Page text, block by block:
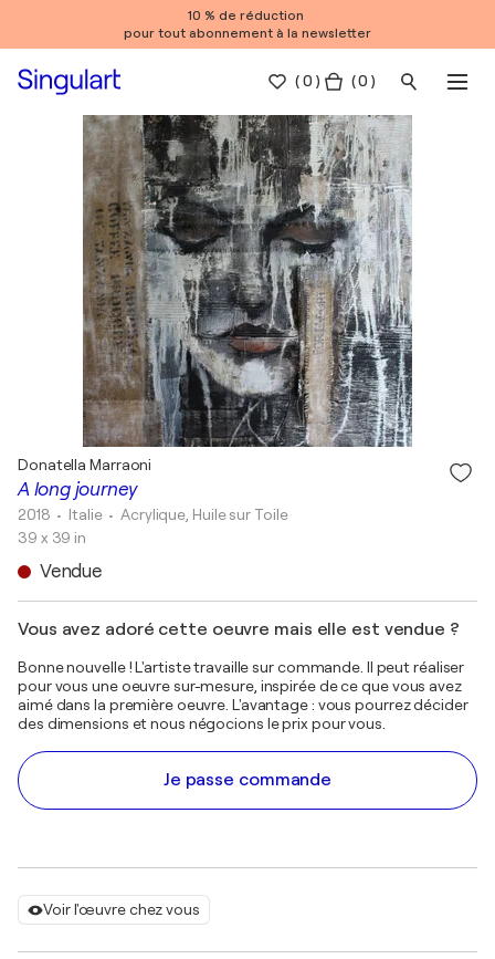
10 % de réduction
pour tout abonnement à la newsletter
(0 ) ( 0 )
Voir l'œuvre chez vous
A long journey
Donatella Marraoni
2018 • Italie •Acrylique, Huile sur Toile
39 x 39 in
Vendue
Vous avez adoré cette oeuvre mais elle est vendue ?
Bonne nouvelle ! L'artiste travaille sur commande. Il peut réaliser
pour vous une oeuvre sur-mesure, inspirée de ce que vous avez
aimé dans la première oeuvre. L'avantage : vous pourrez décider
des dimensions et nous négocions le prix pour vous.
Je passe commande